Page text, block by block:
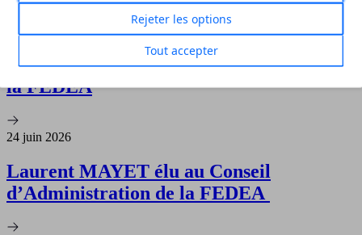
24 juin 2026
Alain Cassagnabère nommé
vice‑président de la Chambre Métier de
la FEDEA
24 juin 2026
Laurent MAYET élu au Conseil
d’Administration de la FEDEA
Rejeter les options
Tout accepter